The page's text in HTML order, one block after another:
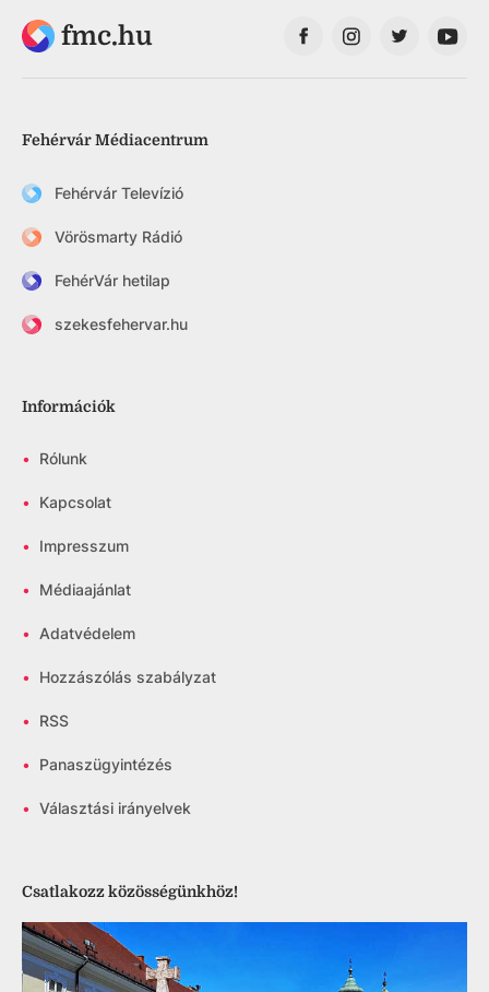
fmc.hu
Fehérvár Médiacentrum
Fehérvár Televízió
Vörösmarty Rádió
FehérVár hetilap
szekesfehervar.hu
Információk
• Rólunk
• Kapcsolat
• Impresszum
• Médiaajánlat
• Adatvédelem
• Hozzászólás szabályzat
• RSS
• Panaszügyintézés
• Választási irányelvek
Csatlakozz közösségünkhöz!